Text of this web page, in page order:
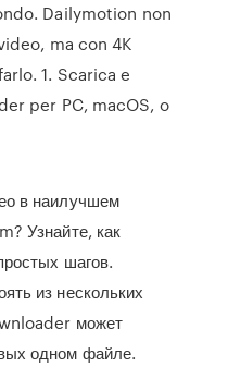
Dailymotion non
ma con 4K
1. Scarica e
per PC, macOS, o
в наилучшем
Узнайте, как
шагов.
из нескольких
может
одном файле.